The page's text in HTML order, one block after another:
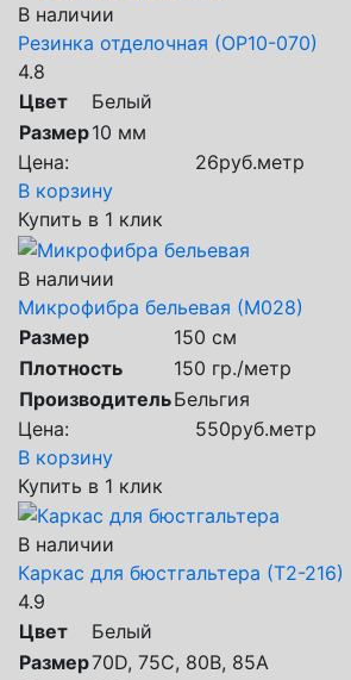
В наличии
Резинка отделочная (ОР10-070)
4.8
Цвет
Белый
Размер10 мм
Цена:
26руб.метр
В корзину
Купить в 1 клик
В наличии
Микрофибра бельевая (М028)
Размер
150 см
Плотность
150 гр./метр
ПроизводительБельгия
Цена:
550руб.метр
В корзину
Купить в 1 клик
В наличии
Каркас для бюстгальтера (Т2-216)
4.9
Цвет
Белый
Размер70D, 75C, 80В, 85А